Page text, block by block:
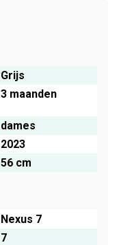
Grijs
3 maanden
dames
2023
56 cm
Nexus 7
7